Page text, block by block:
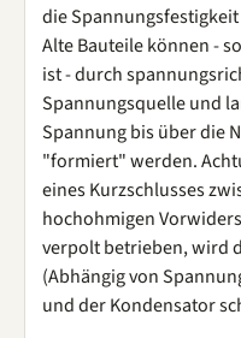
die
Alte Bauteile können -
ist - durch
Spannungsquelle und
Spannung bis über die
"formiert" werden.
eines Kurzschlusses
hochohmigen
verpolt betrieben, wird
(Abhängig von
und der Kondensator